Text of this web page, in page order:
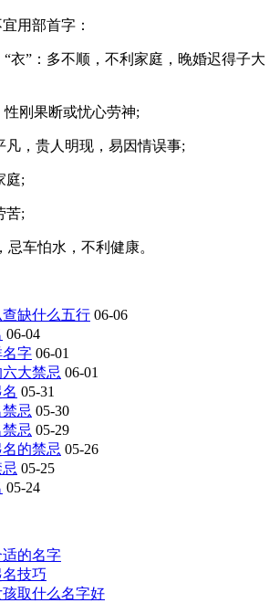
用部首字：
“衣”：多不顺，不利家庭，晚婚迟得子大
性刚果断或忧心劳神;
凡，贵人明现，易因情误事;
庭;
苦;
忌车怕水，不利健康。
缺什么五行 06-06
06-04
字 06-01
大禁忌 06-01
05-31
忌 05-30
忌 05-29
的禁忌 05-26
05-25
05-24
的名字
技巧
取什么名字好